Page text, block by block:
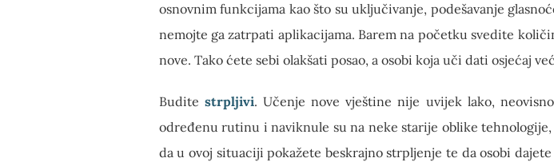
osnovnim funkcijama kao što su uključivanje, podešavanje
nemojte ga zatrpati aplikacijama. Barem na početku svedite
nove. Tako ćete sebi olakšati posao, a osobi koja uči dati osjećaj
Budite strpljivi. Učenje nove vještine nije uvijek lako,
određenu rutinu i naviknule su na neke starije oblike
da u ovoj situaciji pokažete beskrajno strpljenje te da osobi